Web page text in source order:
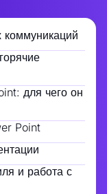
для чего он
Point
и работа с